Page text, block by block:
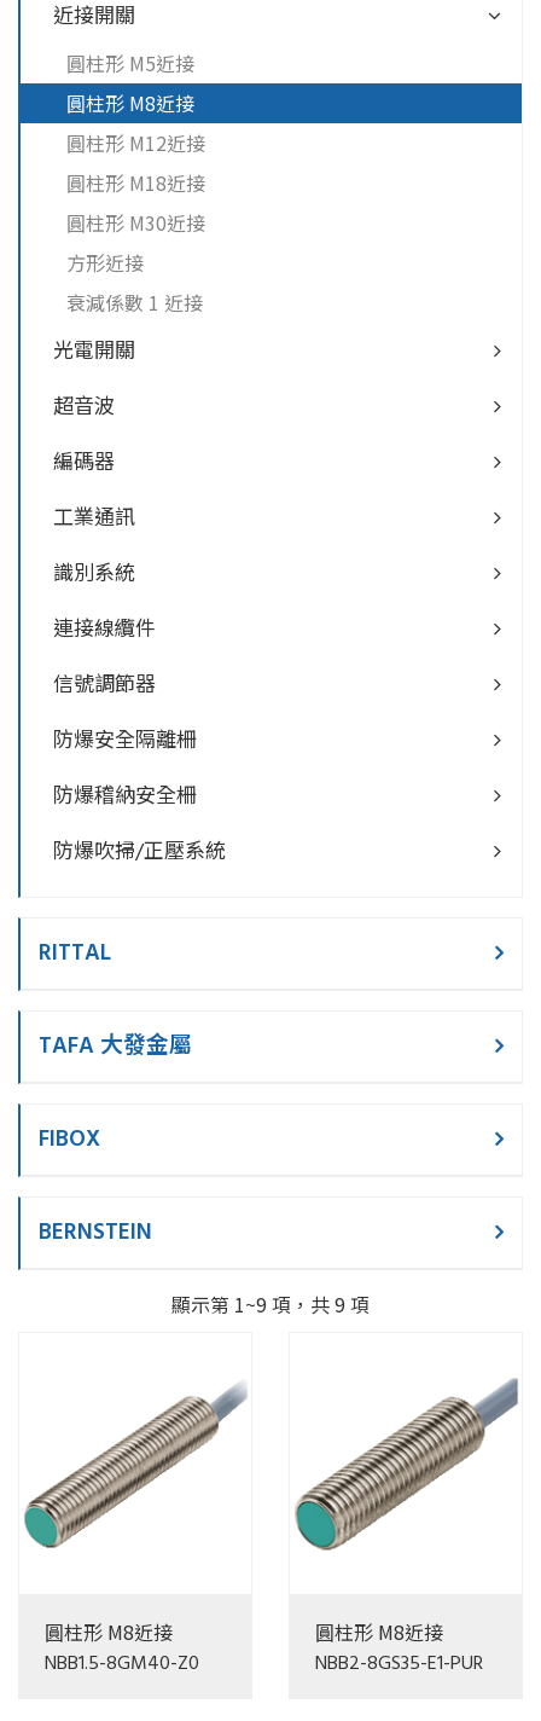
顯示第 1~9 項，共 9 項
圓柱形 M8近接
NBB1.5-8GM40-Z0
圓柱形 M8近接
NBB2-8GS35-E1-PUR
近接開關
圓柱形 M5近接
圓柱形 M8近接
圓柱形 M12近接
圓柱形 M18近接
圓柱形 M30近接
方形近接
衰減係數 1 近接
光電開關
超音波
編碼器
工業通訊
識別系統
連接線纜件
信號調節器
防爆安全隔離柵
防爆稽納安全柵
防爆吹掃/正壓系統
RITTAL
TAFA 大發金屬
FIBOX
BERNSTEIN